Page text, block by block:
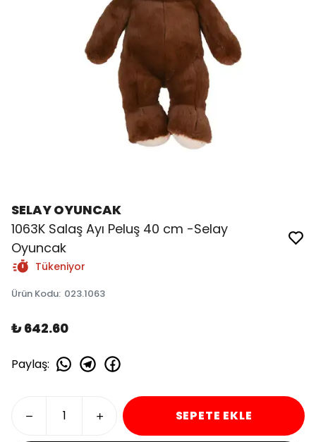
SELAY OYUNCAK
1063K Salaş Ayı Peluş 40 cm -Selay
Oyuncak
Tükeniyor
Ürün Kodu: 023.1063
₺ 642.60
Paylaş:
SEPETE EKLE